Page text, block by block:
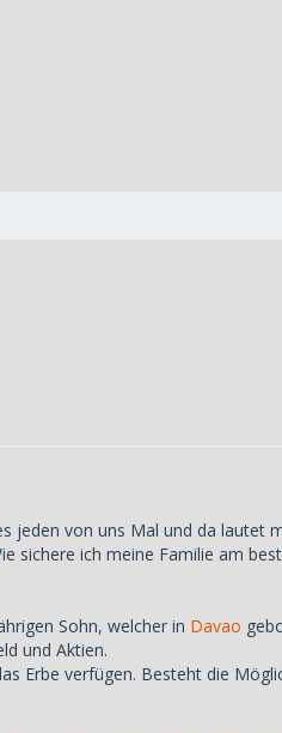
jeden von uns Mal und da lautet
sichere ich meine Familie am
Sohn, welcher in Davao
und Aktien.
Erbe verfügen. Besteht die